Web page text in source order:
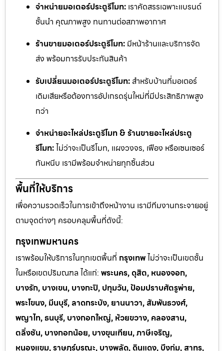
จำหน่ายมอเตอร์ประตูรีโมท: เราคัดสรรเฉพาะแบรนด์
ชั้นนำ คุณภาพสูง ทนทานต่อสภาพอากาศ
ร้านขายมอเตอร์ประตูรีโมท: มีหน้าร้านและบริการจัด
ส่ง พร้อมการรับประกันสินค้า
รับเปลี่ยนมอเตอร์ประตูรีโมท: สำหรับบ้านที่มอเตอร์
เดิมเสียหรือต้องการอัปเกรดรุ่นใหม่ที่มีประสิทธิภาพสูง
กว่า
จำหน่ายอะไหล่ประตูรีโมท & ร้านขายอะไหล่ประตู
รีโมท:ไม่ว่าจะเป็นรีโมท, แผงวงจร, เฟือง หรือเซนเซอร์
กันหนีบ เรามีพร้อมจำหน่ายทุกชิ้นส่วน
พื้นที่ให้บริการ
เพื่อความรวดเร็วในการเข้าถึงหน้างาน เรามีทีมงานกระจายอยู่
ตามจุดต่างๆ ครอบคลุมพื้นที่ดังนี้:
กรุงเทพมหานคร
เราพร้อมให้บริการในทุกเขตพื้นที่ กรุงเทพไม่ว่าจะเป็นเขตชั้น
ในหรือเขตปริมณฑล ได้แก่: พระนคร, ดุสิต, หนองจอก,
บางรัก, บางเขน, บางกะปิ, ปทุมวัน, ป้อมปราบศัตรูพ่าย,
พระโขนง, มีนบุรี, ลาดกระบัง, ยานนาวา, สัมพันธวงศ์,
พญาไท, ธนบุรี, บางกอกใหญ่, ห้วยขวาง, คลองสาน,
ตลิ่งชัน, บางกอกน้อย, บางขุนเทียน, ภาษีเจริญ,
หนองแขม, ราษฎร์บูรณะ, บางพลัด, ดินแดง, บึงกุ่ม, สาทร,